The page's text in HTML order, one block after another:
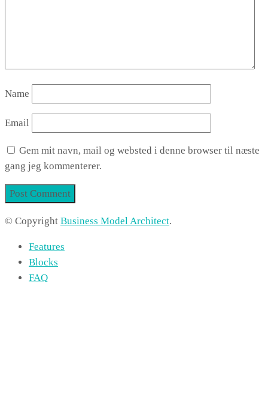
Name
Email
Gem mit navn, mail og websted i denne browser til næste
gang jeg kommenterer.
© Copyright Business Model Architect.
Features
Blocks
FAQ